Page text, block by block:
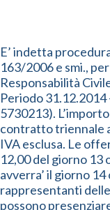
E’ indetta
163/2006 e smi.,
Responsabilità
Periodo
5730213).
contratto triennale
IVA esclusa. Le
12,00 del giorno 13
avverra’ il giorno
rappresentanti
possono